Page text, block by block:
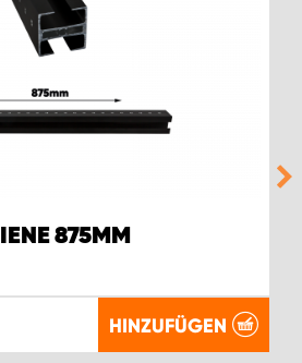
875MM
HINZUFÜGEN